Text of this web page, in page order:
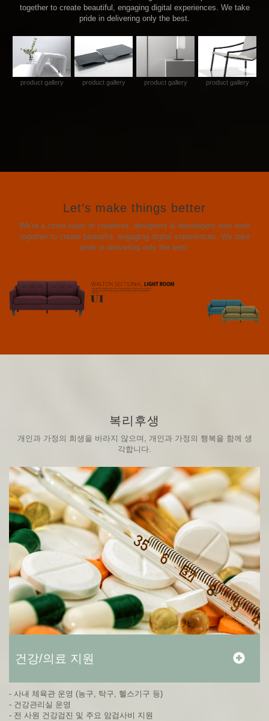
together to create beautiful, engaging digital experiences. We take
pride in delivering only the best.
product gallery product gallery product gallery product gallery
Let’s make things better
We're a close team of creatives, designers & developers who work
together to create beautiful, engaging digital experiences. We take
pride in delivering only the best.
복리후생
개인과 가정의 희생을 바라지 않으며, 개인과 가정의 행복을 함께 생
각합니다.
건강/의료 지원
- 사내 체육관 운영 (농구, 탁구, 헬스기구 등)
- 건강관리실 운영
- 전 사원 건강검진 및 주요 암검사비 지원